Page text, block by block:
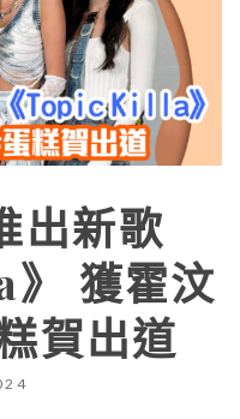
出新歌
獲霍汶
賀出道